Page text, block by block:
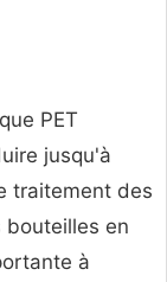
PET
jusqu'à
traitement des
en
à